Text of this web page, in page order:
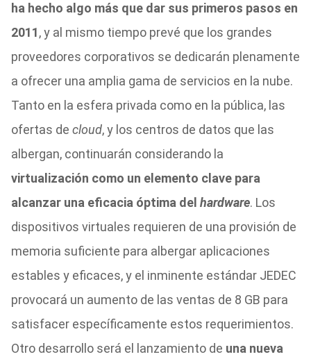
ha hecho algo más que dar sus primeros pasos en
2011, y al mismo tiempo prevé que los grandes
proveedores corporativos se dedicarán plenamente
a ofrecer una amplia gama de servicios en la nube.
Tanto en la esfera privada como en la pública, las
ofertas de cloud, y los centros de datos que las
albergan, continuarán considerando la
virtualización como un elemento clave para
alcanzar una eficacia óptima del hardware. Los
dispositivos virtuales requieren de una provisión de
memoria suficiente para albergar aplicaciones
estables y eficaces, y el inminente estándar JEDEC
provocará un aumento de las ventas de 8 GB para
satisfacer específicamente estos requerimientos.
Otro desarrollo será el lanzamiento de una nueva